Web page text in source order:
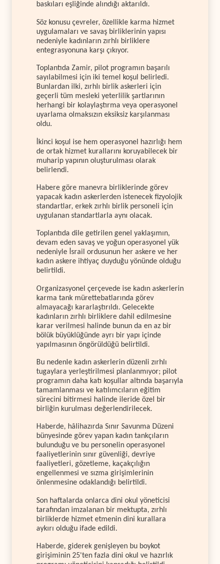
baskıları eşliğinde alındığı aktarıldı.
Söz konusu çevreler, özellikle karma hizmet
uygulamaları ve savaş birliklerinin yapısı
nedeniyle kadınların zırhlı birliklere
entegrasyonuna karşı çıkıyor.
Toplantıda Zamir, pilot programın başarılı
sayılabilmesi için iki temel koşul belirledi.
Bunlardan ilki, zırhlı birlik askerleri için
geçerli tüm mesleki yeterlilik şartlarının
herhangi bir kolaylaştırma veya operasyonel
uyarlama olmaksızın eksiksiz karşılanması
oldu.
İkinci koşul ise hem operasyonel hazırlığı hem
de ortak hizmet kurallarını koruyabilecek bir
muharip yapının oluşturulması olarak
belirlendi.
Habere göre manevra birliklerinde görev
yapacak kadın askerlerden istenecek fizyolojik
standartlar, erkek zırhlı birlik personeli için
uygulanan standartlarla aynı olacak.
Toplantıda dile getirilen genel yaklaşımın,
devam eden savaş ve yoğun operasyonel yük
nedeniyle İsrail ordusunun her askere ve her
kadın askere ihtiyaç duyduğu yönünde olduğu
belirtildi.
Organizasyonel çerçevede ise kadın askerlerin
karma tank mürettebatlarında görev
almayacağı kararlaştırıldı. Gelecekte
kadınların zırhlı birliklere dahil edilmesine
karar verilmesi halinde bunun da en az bir
bölük büyüklüğünde ayrı bir yapı içinde
yapılmasının öngörüldüğü belirtildi.
Bu nedenle kadın askerlerin düzenli zırhlı
tugaylara yerleştirilmesi planlanmıyor; pilot
programın daha katı koşullar altında başarıyla
tamamlanması ve katılımcıların eğitim
sürecini bitirmesi halinde ileride özel bir
birliğin kurulması değerlendirilecek.
Haberde, hâlihazırda Sınır Savunma Düzeni
bünyesinde görev yapan kadın tankçıların
bulunduğu ve bu personelin operasyonel
faaliyetlerinin sınır güvenliği, devriye
faaliyetleri, gözetleme, kaçakçılığın
engellenmesi ve sızma girişimlerinin
önlenmesine odaklandığı belirtildi.
Son haftalarda onlarca dini okul yöneticisi
tarafından imzalanan bir mektupta, zırhlı
birliklerde hizmet etmenin dini kurallara
aykırı olduğu ifade edildi.
Haberde, giderek genişleyen bu boykot
girişiminin 25'ten fazla dini okul ve hazırlık